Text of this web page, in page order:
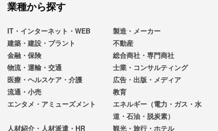
業種から探す
IT・インターネット・WEB
製造・メーカー
建築・建設・プラント
不動産
金融・保険
総合商社・専門商社
物流・運輸・交通
士業・コンサルティング
医療・ヘルスケア・介護
広告・出版・メディア
流通・小売
教育
エンタメ・アミューズメント
エネルギー（電力・ガス・水
道・石油・脱炭素）
人材紹介・人材派遣・HR
観光・旅行・ホテル